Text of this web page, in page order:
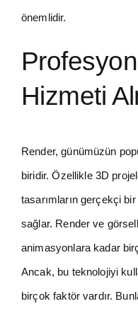
önemlidir.
Hizmeti
Render, günümüzün
biridir. Özellikle 3D
tasarımların gerçekçi
sağlar. Render ve
animasyonlara kadar
Ancak, bu teknolojiyi
birçok faktör vardır.